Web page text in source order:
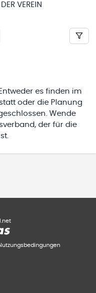
DER VEREIN
es finden im
oder die Planung
Wende
der für die